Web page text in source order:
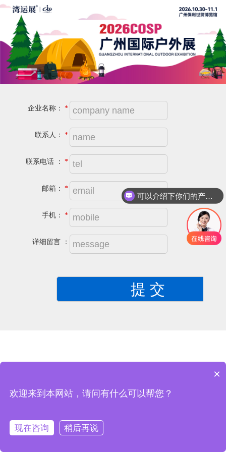
企业名称： *
联系人： *
联系电话 ： *
邮箱： *
手机： *
详细留言 ：
立即拨打电话
可以介绍下你们的产品么
×
欢迎来到本网站，请问有什么可以帮您？
现在咨询 稍后再说